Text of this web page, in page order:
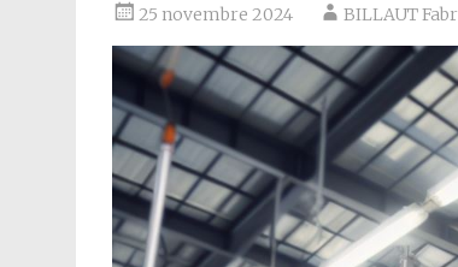
25 novembre 2024 BILLAUT